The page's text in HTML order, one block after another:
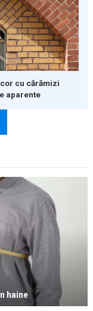
cu cărămizi
aparente
haine